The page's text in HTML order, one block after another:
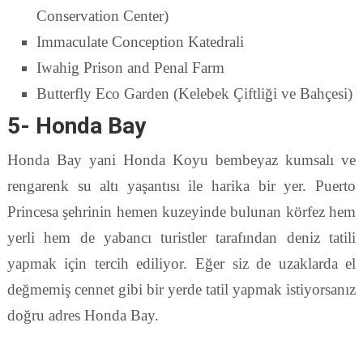
Conservation Center)
Immaculate Conception Katedrali
Iwahig Prison and Penal Farm
Butterfly Eco Garden (Kelebek Çiftliği ve Bahçesi)
5- Honda Bay
Honda Bay yani Honda Koyu bembeyaz kumsalı ve
rengarenk su altı yaşantısı ile harika bir yer. Puerto
Princesa şehrinin hemen kuzeyinde bulunan körfez hem
yerli hem de yabancı turistler tarafından deniz tatili
yapmak için tercih ediliyor. Eğer siz de uzaklarda el
değmemiş cennet gibi bir yerde tatil yapmak istiyorsanız
doğru adres Honda Bay.